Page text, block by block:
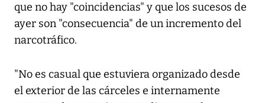
que no hay "coincidencias" y que los sucesos de
ayer son "consecuencia" de un incremento del
narcotráfico.
"No es casual que estuviera organizado desde
el exterior de las cárceles e internamente